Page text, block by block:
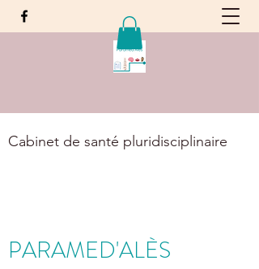
Cabinet de santé pluridisciplinaire
PARAMED'ALÈS